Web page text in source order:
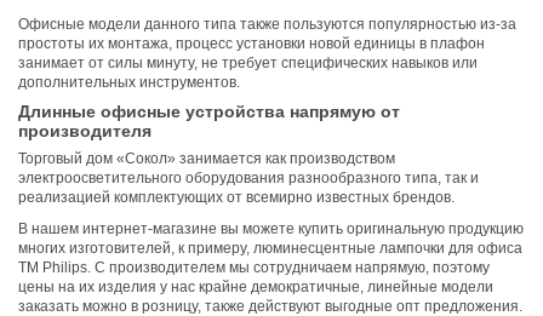
Офисные модели данного типа также пользуются популярностью из-за
простоты их монтажа, процесс установки новой единицы в плафон
занимает от силы минуту, не требует специфических навыков или
дополнительных инструментов.
Длинные офисные устройства напрямую от
производителя
Торговый дом «Сокол» занимается как производством
электроосветительного оборудования разнообразного типа, так и
реализацией комплектующих от всемирно известных брендов.
В нашем интернет-магазине вы можете купить оригинальную продукцию
многих изготовителей, к примеру, люминесцентные лампочки для офиса
ТМ Philips. С производителем мы сотрудничаем напрямую, поэтому
цены на их изделия у нас крайне демократичные, линейные модели
заказать можно в розницу, также действуют выгодные опт предложения.